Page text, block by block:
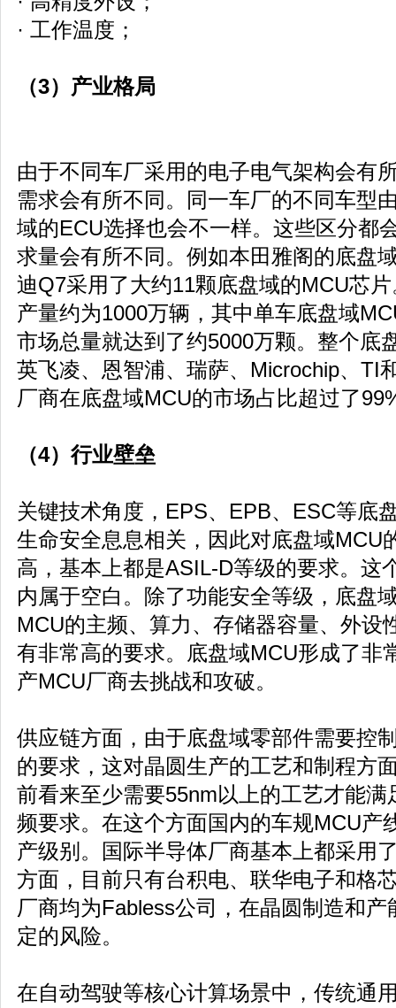
· 工作温度；
（3）产业格局
由于不同车厂采用的电子电气架构会有
需求会有所不同。同一车厂的不同车型
域的ECU选择也会不一样。这些区分都
求量会有所不同。例如本田雅阁的底盘
迪Q7采用了大约11颗底盘域的MCU芯
产量约为1000万辆，其中单车底盘域
市场总量就达到了约5000万颗。整个底
英飞凌、恩智浦、瑞萨、Microchip、TI
厂商在底盘域MCU的市场占比超过了
（4）行业壁垒
关键技术角度，EPS、EPB、ESC等底
生命安全息息相关，因此对底盘域MCU
高，基本上都是ASIL-D等级的要求。这
内属于空白。除了功能安全等级，底盘
MCU的主频、算力、存储器容量、外设
有非常高的要求。底盘域MCU形成了非
产MCU厂商去挑战和攻破。
供应链方面，由于底盘域零部件需要控
的要求，这对晶圆生产的工艺和制程方
前看来至少需要55nm以上的工艺才能
频要求。在这个方面国内的车规MCU产
产级别。国际半导体厂商基本上都采用
方面，目前只有台积电、联华电子和格
厂商均为Fabless公司，在晶圆制造和
定的风险。
在自动驾驶等核心计算场景中，传统通